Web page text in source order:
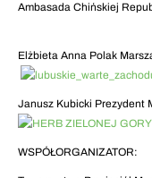
Ambasada Chińskiej
Elżbieta Anna Polak
Janusz Kubicki Prezydent
WSPÓŁORGANIZATOR: